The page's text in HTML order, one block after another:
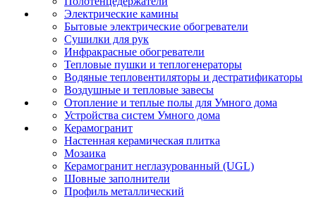
Электрические камины
Бытовые электрические обогреватели
Сушилки для рук
Инфракрасные обогреватели
Тепловые пушки и теплогенераторы
Водяные тепловентиляторы и дестратификаторы
Воздушные и тепловые завесы
Отопление и теплые полы для Умного дома
Устройства систем Умного дома
Керамогранит
Настенная керамическая плитка
Мозаика
Керамогранит неглазурованный (UGL)
Шовные заполнители
Профиль металлический